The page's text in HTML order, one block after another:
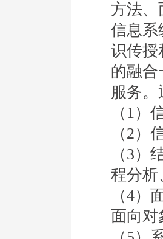
方法、
信息系
识传授
的融合
服务
（1）
（2）
（3
程分析
（4
面向对